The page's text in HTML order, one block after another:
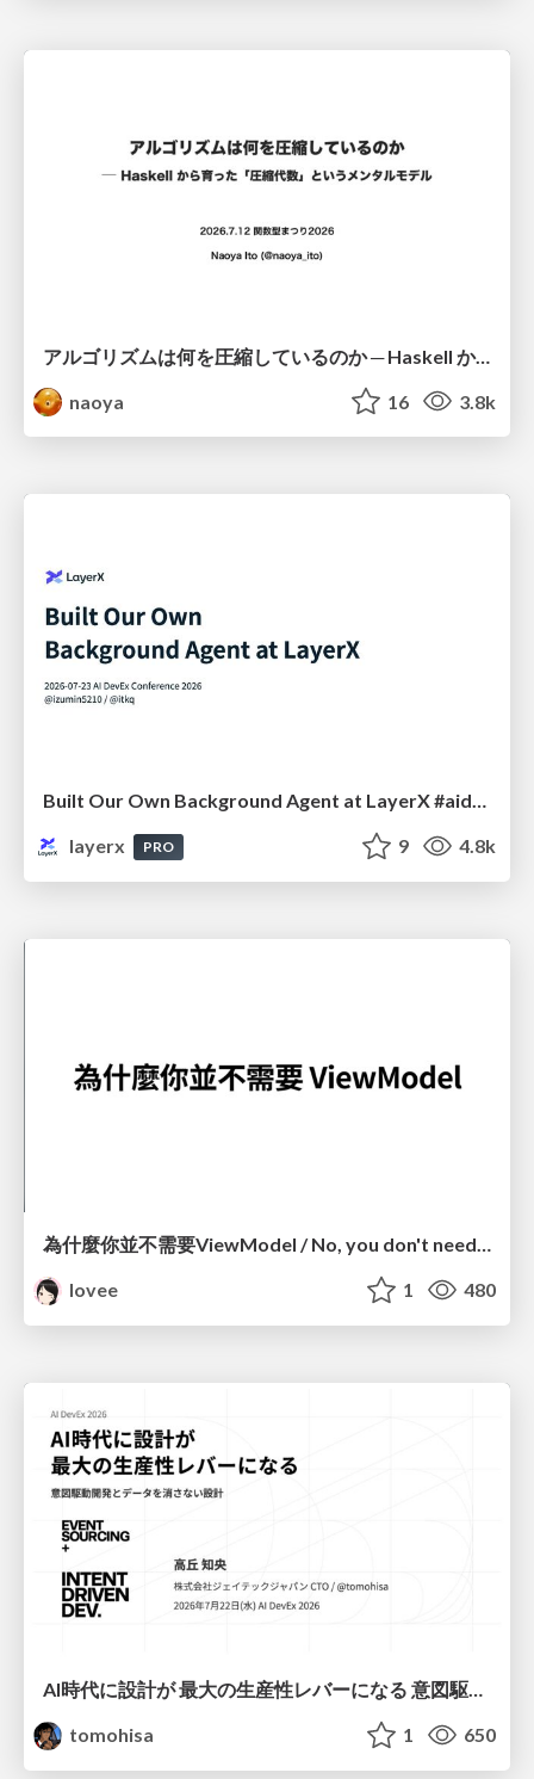
アルゴリズムは何を圧縮しているのか ─ Haskell から育った「圧縮代数」というメンタルモデル
naoya
16 3.8k
Built Our Own Background Agent at LayerX #aidevex_findy
layerx
PRO 9 4.8k
為什麼你並不需要ViewModel / No, you don't need a ViewModel
lovee
1 480
tomohisa
1 650